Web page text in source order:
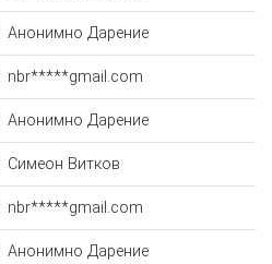
Анонимно Дарение
nbr*****gmail.com
Анонимно Дарение
Симеон Витков
nbr*****gmail.com
Анонимно Дарение